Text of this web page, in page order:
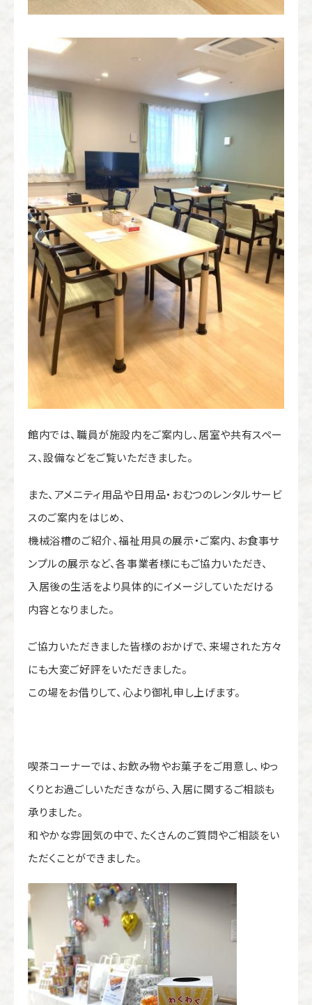
館内では、職員が施設内をご案内し、居室や共有スペー
ス、設備などをご覧いただきました。
また、 アメニティ用品や日用品・おむつのレンタルサービ
スのご案内をはじめ、
機械浴槽のご紹介、福祉用具の展示・ご案内、お食事サ
ンプルの展示など、各事業者様にもご協力いただき、
入居後の生活をより具体的にイメージしていただける
内容となりました。
ご協力いただきました皆様のおかげで、来場された方々
にも大変ご好評をいただきました。
この場をお借りして、心より御礼申し上げます。
喫茶コーナーでは、お飲み物やお菓子をご用意し、ゆっ
くりとお過ごしいただきながら、入居に関するご相談も
承りました。
和やかな雰囲気の中で、たくさんのご質問やご相談をい
ただくことができました。